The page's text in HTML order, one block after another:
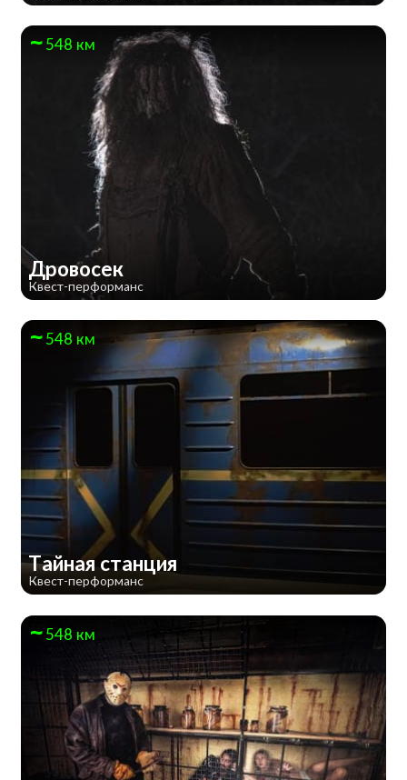
548 км
Дровосек
Квест-перформанс
548 км
Тайная станция
Квест-перформанс
548 км